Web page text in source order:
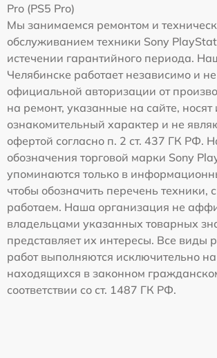
Pro (PS5 Pro)
Мы занимаемся ремонтом и
обслуживанием техники Sony
истечении гарантийного периода.
Челябинске работает независимо и
официальной авторизации от
на ремонт, указанные на сайте,
ознакомительный характер и не
офертой согласно п. 2 ст. 437 ГК РФ.
обозначения торговой марки Sony
упоминаются только в
чтобы обозначить перечень техники,
работаем. Наша организация не
владельцами указанных товарных
представляет их интересы. Все виды
работ выполняются исключительно на
находящихся в законном
соответствии со ст. 1487 ГК РФ.